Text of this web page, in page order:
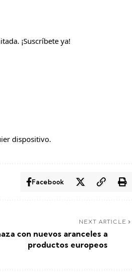
¡Suscríbete ya!
dispositivo.
Facebook
NEXT ARTICLE
con nuevos aranceles a
productos europeos